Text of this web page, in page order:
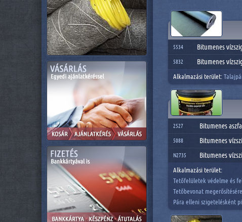
5534 Bitumenes
5832 Bitumenes
Alkalmazási terület:
2527 Bitumenes
5088 Bitumenes
N2735 Bitumenes
Alkalmazási terület:
Tetőfelületek védelme és
Tetőbevonat
Pára elleni szigetelésként